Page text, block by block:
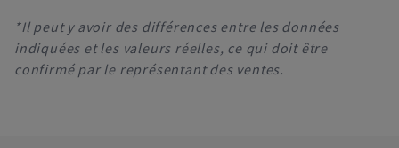
*Il peut y avoir des différences entre les données
indiquées et les valeurs réelles, ce qui doit être
confirmé par le représentant des ventes.